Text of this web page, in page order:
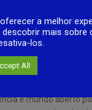
VERSÃO
e mundo aberto
a melhor
mais sobre
los.
All